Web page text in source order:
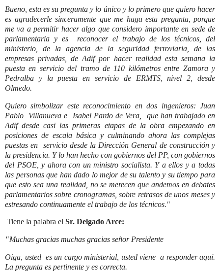
Bueno, esta es su pregunta y lo único y lo primero que quiero hacer
es agradecerle sinceramente que me haga esta pregunta, porque
me va a permitir hacer algo que considero importante en sede de
parlamentaria y es reconocer el trabajo de los técnicos, del
ministerio, de la agencia de la seguridad ferroviaria, de las
empresas privadas, de Adif por hacer realidad esta semana la
puesta en servicio del tramo de 110 kilómetros entre Zamora y
Pedralba y la puesta en servicio de ERMTS, nivel 2, desde
Olmedo.
Quiero simbolizar este reconocimiento en dos ingenieros: Juan
Pablo Villanueva e Isabel Pardo de Vera, que han trabajado en
Adif desde casi las primeras etapas de la obra empezando en
posiciones de escala básica y culminando ahora las complejas
puestas en servicio desde la Dirección General de construcción y
la presidencia. Y lo han hecho con gobiernos del PP, con gobiernos
del PSOE, y ahora con un ministro socialista. Y a ellos y a todas
las personas que han dado lo mejor de su talento y su tiempo para
que esto sea una realidad, no se merecen que andemos en debates
parlamentarios sobre cronogramas, sobre retrasos de unos meses y
estresando continuamente el trabajo de los técnicos."
Tiene la palabra el Sr. Delgado Arce:
"Muchas gracias muchas gracias señor Presidente
Oiga, usted es un cargo ministerial, usted viene a responder aquí.
La pregunta es pertinente y es correcta.